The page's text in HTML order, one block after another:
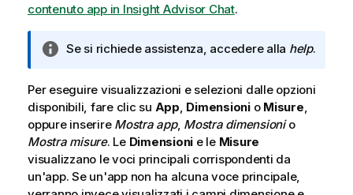
contenuto app in Insight Advisor Chat.
N
a
o
Se si richiede assistenza, accedere alla help.
Per eseguire visualizzazioni e selezioni dalle opzioni
disponibili, fare clic su App Dimensionio Misure
oppure inserire Mostra app, Mostra dimensionio
Mostra misure. Le Dimensioni e le Misure
visualizzano le voci principali corrispondenti da
un'app. Se un'app non ha alcuna voce principale,